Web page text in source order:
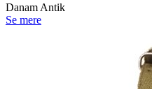
Danam Antik
Se mere